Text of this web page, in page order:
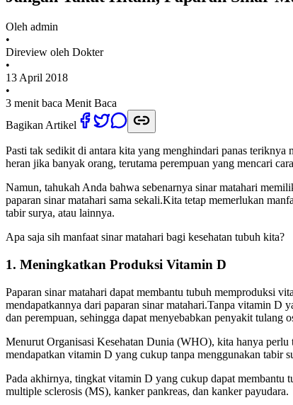
Oleh admin
•
Direview oleh Dokter
•
13 April 2018
•
3 menit baca Menit Baca
Bagikan Artikel
Pasti tak sedikit di antara kita yang menghindari panas
heran jika banyak orang, terutama perempuan yang mencari
Namun, tahukah Anda bahwa sebenarnya sinar matahari
paparan sinar matahari sama sekali.Kita tetap memerlukan
tabir surya, atau lainnya.
Apa saja sih manfaat sinar matahari bagi kesehatan tubuh kita?
1. Meningkatkan Produksi Vitamin D
Paparan sinar matahari dapat membantu tubuh memproduksi
mendapatkannya dari paparan sinar matahari.Tanpa vitamin D
dan perempuan, sehingga dapat menyebabkan penyakit tulang
Menurut Organisasi Kesehatan Dunia (WHO), kita hanya
mendapatkan vitamin D yang cukup tanpa menggunakan tabir
Pada akhirnya, tingkat vitamin D yang cukup dapat membantu
multiple sclerosis (MS), kanker pankreas, dan kanker payudara.